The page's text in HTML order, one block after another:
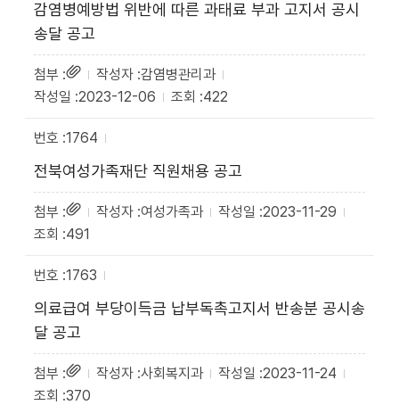
감염병예방법 위반에 따른 과태료 부과 고지서 공시
송달 공고
감염병관리과
2023-12-06
422
1764
전북여성가족재단 직원채용 공고
여성가족과
2023-11-29
491
1763
의료급여 부당이득금 납부독촉고지서 반송분 공시송
달 공고
사회복지과
2023-11-24
370